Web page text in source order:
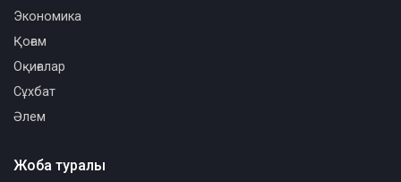
Экономика
Қоғам
Оқиғалар
Сұхбат
Әлем
Жоба туралы